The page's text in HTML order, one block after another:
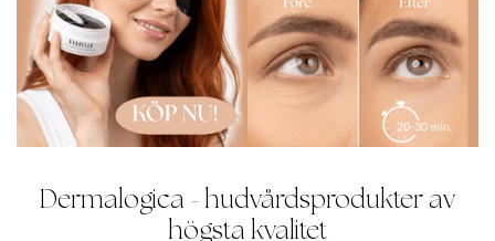
Dermalogica - hudvårdsprodukter av
högsta kvalitet